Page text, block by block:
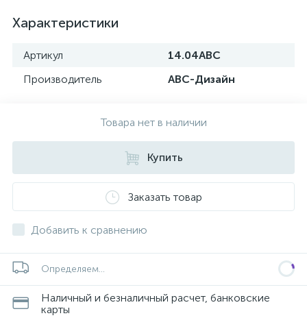
Характеристики
Артикул
14.04ABC
Производитель
АВС-Дизайн
Товара нет в наличии
Купить
Заказать товар
Добавить к сравнению
Определяем...
Наличный и безналичный расчет, банковские
карты